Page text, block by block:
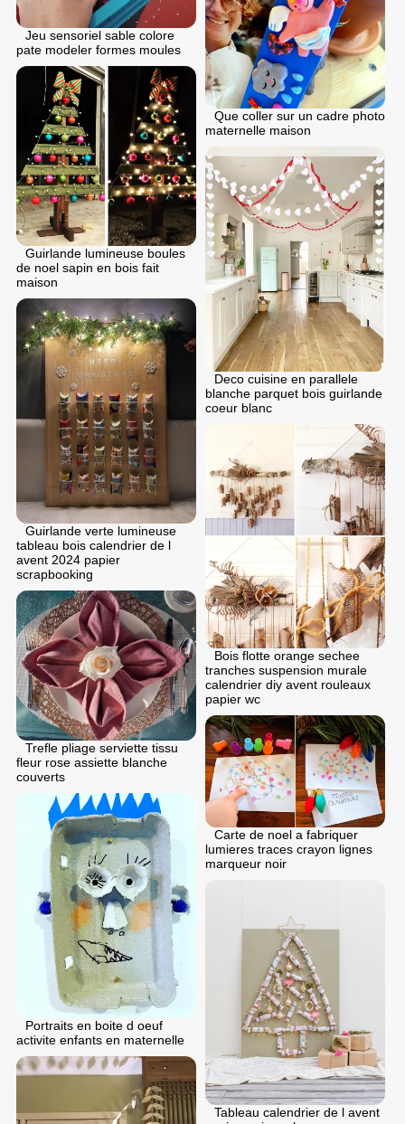
Jeu sensoriel sable colore
pate modeler formes moules
Que coller sur un cadre photo
maternelle maison
Guirlande lumineuse boules
de noel sapin en bois fait
maison
Deco cuisine en parallele
blanche parquet bois guirlande
coeur blanc
Guirlande verte lumineuse
tableau bois calendrier de l
avent 2024 papier
scrapbooking
Bois flotte orange sechee
tranches suspension murale
calendrier diy avent rouleaux
papier wc
Trefle pliage serviette tissu
fleur rose assiette blanche
couverts
Carte de noel a fabriquer
lumieres traces crayon lignes
marqueur noir
Portraits en boite d oeuf
activite enfants en maternelle
Tableau calendrier de l avent